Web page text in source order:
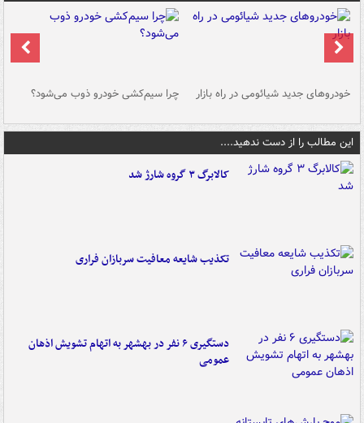
خودروهای جدید شیائومی در راه بازار چرا سیم‌کشی خودرو ذوب می‌شود؟
این مطالب را از دست ندهید....
کالابرگ ۳ گروه شارژ شد
تکذیب شایعه معافیت سربازان فراری
دستگیری ۶ نفر در بهشهر به اتهام تشویش اذهان
عمومی